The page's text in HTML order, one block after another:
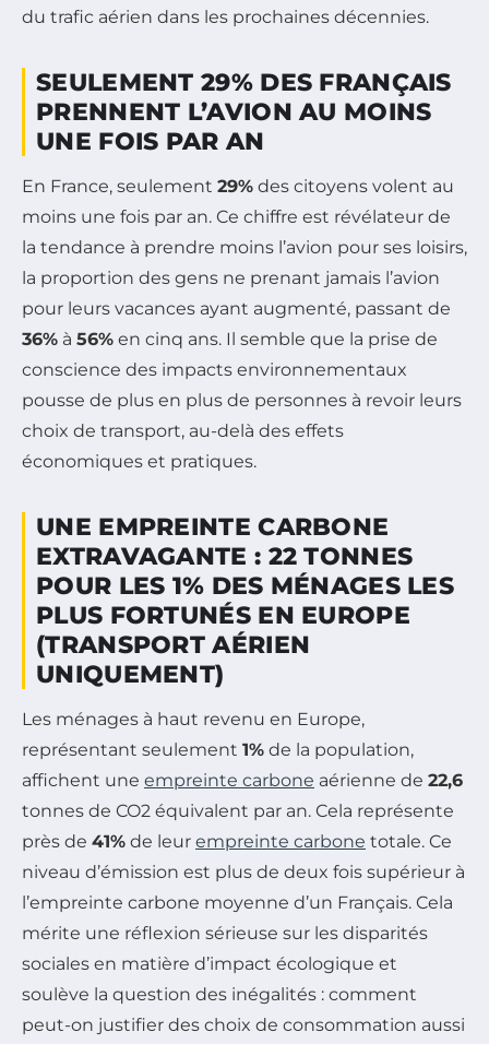
du trafic aérien dans les prochaines décennies.
SEULEMENT 29% DES FRANÇAIS
PRENNENT L’AVION AU MOINS
UNE FOIS PAR AN
En France, seulement 29% des citoyens volent au
moins une fois par an. Ce chiffre est révélateur de
la tendance à prendre moins l’avion pour ses loisirs,
la proportion des gens ne prenant jamais l’avion
pour leurs vacances ayant augmenté, passant de
36% à 56% en cinq ans. Il semble que la prise de
conscience des impacts environnementaux
pousse de plus en plus de personnes à revoir leurs
choix de transport, au-delà des effets
économiques et pratiques.
UNE EMPREINTE CARBONE
EXTRAVAGANTE : 22 TONNES
POUR LES 1% DES MÉNAGES LES
PLUS FORTUNÉS EN EUROPE
(TRANSPORT AÉRIEN
UNIQUEMENT)
Les ménages à haut revenu en Europe,
représentant seulement 1% de la population,
affichent une empreinte carbone aérienne de 22,6
tonnes de CO2 équivalent par an. Cela représente
près de 41% de leur empreinte carbone totale. Ce
niveau d’émission est plus de deux fois supérieur à
l’empreinte carbone moyenne d’un Français. Cela
mérite une réflexion sérieuse sur les disparités
sociales en matière d’impact écologique et
soulève la question des inégalités : comment
peut-on justifier des choix de consommation aussi